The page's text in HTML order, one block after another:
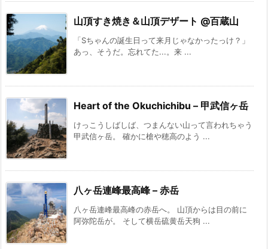
山頂すき焼き＆山頂デザート @百蔵山
「Sちゃんの誕生日って来月じゃなかったっけ？」
あっ、そうだ。忘れてた...。来 ...
Heart of the Okuchichibu – 甲武信ヶ岳
けっこうしばしば、つまんない山って言われちゃう
甲武信ヶ岳。 確かに槍や穂高のよう ...
八ヶ岳連峰最高峰 – 赤岳
八ヶ岳連峰最高峰の赤岳へ。 山頂からは目の前に
阿弥陀岳が。 そして横岳硫黄岳天狗 ...